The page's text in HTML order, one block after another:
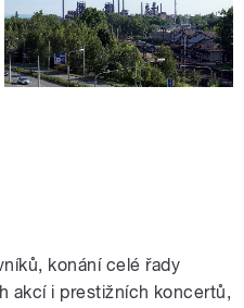
konání celé řady
akcí i prestižních koncertů,